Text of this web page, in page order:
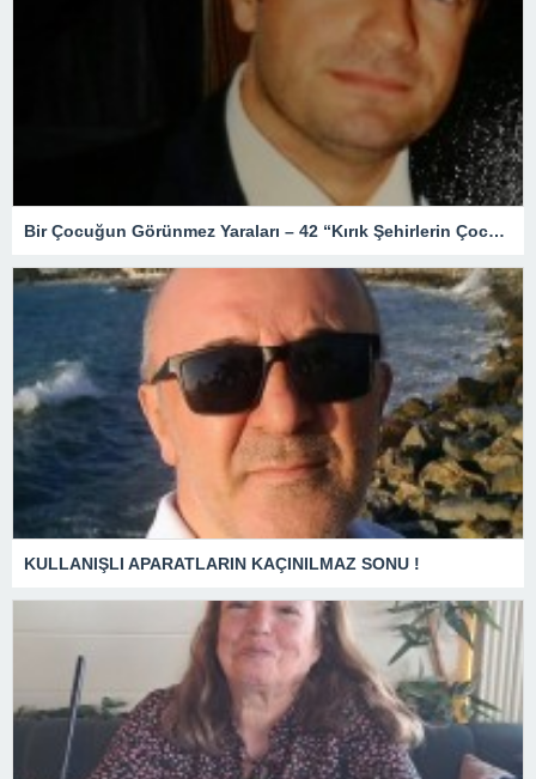
Bir Çocuğun Görünmez Yaraları – 42 “Kırık Şehirlerin Çocukları”
KULLANIŞLI APARATLARIN KAÇINILMAZ SONU !